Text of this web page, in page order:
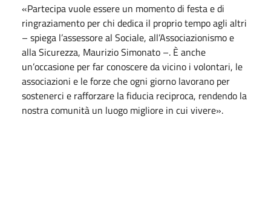
«Partecipa vuole essere un momento di festa e di
ringraziamento per chi dedica il proprio tempo agli altri
– spiega l’assessore al Sociale, all’Associazionismo e
alla Sicurezza, Maurizio Simonato –. È anche
un’occasione per far conoscere da vicino i volontari, le
associazioni e le forze che ogni giorno lavorano per
sostenerci e rafforzare la fiducia reciproca, rendendo la
nostra comunità un luogo migliore in cui vivere».